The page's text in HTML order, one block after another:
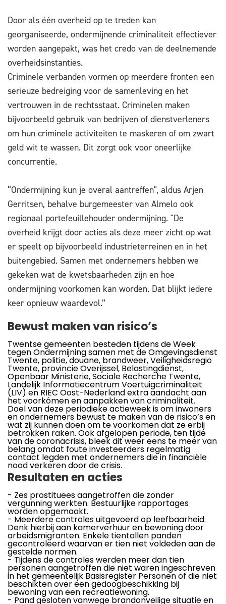
Door als één overheid op te treden kan
georganiseerde, ondermijnende criminaliteit effectiever
worden aangepakt, was het credo van de deelnemende
overheidsinstanties.
Criminele verbanden vormen op meerdere fronten een
serieuze bedreiging voor de samenleving en het
vertrouwen in de rechtsstaat. Criminelen maken
bijvoorbeeld gebruik van bedrijven of dienstverleners
om hun criminele activiteiten te maskeren of om zwart
geld wit te wassen. Dit zorgt ook voor oneerlijke
concurrentie.
“Ondermijning kun je overal aantreffen", aldus Arjen
Gerritsen, behalve burgemeester van Almelo ook
regionaal portefeuillehouder ondermijning. "De
overheid krijgt door acties als deze meer zicht op wat
er speelt op bijvoorbeeld industrieterreinen en in het
buitengebied. Samen met ondernemers hebben we
gekeken wat de kwetsbaarheden zijn en hoe
ondermijning voorkomen kan worden. Dat blijkt iedere
keer opnieuw waardevol.”
Bewust maken van risico’s
Twentse gemeenten besteden tijdens de Week
tegen Ondermijning samen met de Omgevingsdienst
Twente, politie, douane, brandweer, Veiligheidsregio
Twente, provincie Overijssel, Belastingdienst,
Openbaar Ministerie, Sociale Recherche Twente,
Landelijk Informatiecentrum Voertuigcriminaliteit
(LIV) en RIEC Oost-Nederland extra aandacht aan
het voorkómen en aanpakken van criminaliteit.
Doel van deze periodieke actieweek is om inwoners
en ondernemers bewust te maken van de risico’s en
wat zij kunnen doen om te voorkomen dat ze erbij
betrokken raken. Ook afgelopen periode, ten tijde
van de coronacrisis, bleek dit weer eens te meer van
belang omdat foute investeerders regelmatig
contact legden met ondernemers die in financiële
nood verkeren door de crisis.
Resultaten en acties
- Zes prostituees aangetroffen die zonder
vergunning werkten. Bestuurlijke rapportages
worden opgemaakt.
- Meerdere controles uitgevoerd op leefbaarheid.
Denk hierbij aan kamerverhuur en bewoning door
arbeidsmigranten. Enkele tientallen panden
gecontroleerd waarvan er tien niet voldeden aan de
gestelde normen.
- Tijdens de controles werden meer dan tien
personen aangetroffen die niet waren ingeschreven
in het gemeentelijk Basisregister Personen of die niet
beschikten over een gedoogbeschikking bij
bewoning van een recreatiewoning.
- Pand gesloten vanwege brandonveilige situatie en